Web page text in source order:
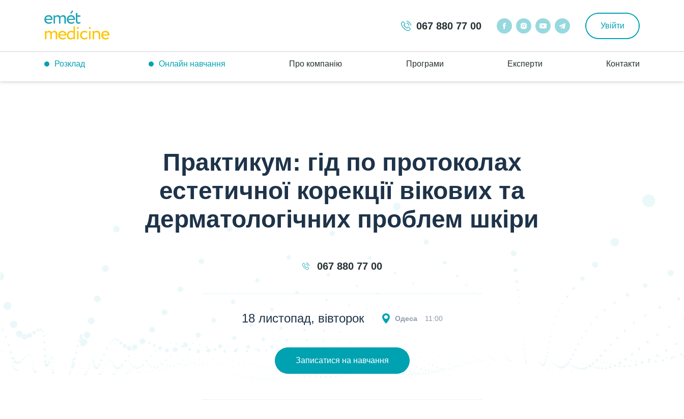
067 880 77 00 Увійти
Розклад Онлайн навчання Про компанію Програми Експерти Контакти
Головна›Практикум: гід по протоколах естетичної корекції вікових та дерматологічних проблем шкіри
Практикум: гід по протоколах
естетичної корекції вікових та
дерматологічних проблем шкіри
067 880 77 00
18 листопад, вівторок Одеса 11:00
Записатися на навчання